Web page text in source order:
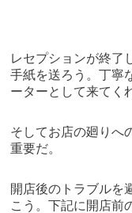
レセプションが終了
手紙を送ろう。丁寧
ーターとして来てく
そしてお店の廻りへ
重要だ。
開店後のトラブルを
こう。下記に開店前